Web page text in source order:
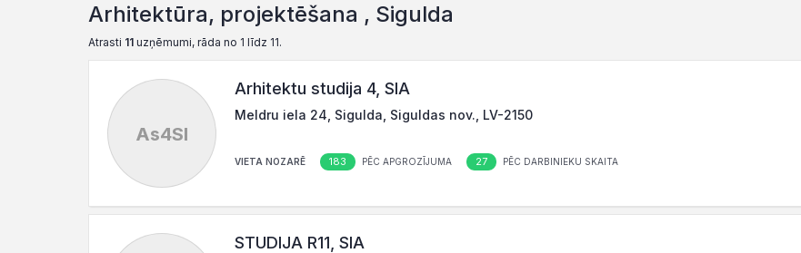
Arhitektūra, projektēšana , Sigulda
Atrasti 11 uzņēmumi, rāda no 1 līdz 11.
As4SI
Arhitektu studija 4, SIA
Meldru iela 24, Sigulda, Siguldas nov., LV-2150
VIETA NOZARĒ 183 PĒC APGROZĪJUMA 27 PĒC DARBINIEKU SKAITA
STUDIJA R11, SIA